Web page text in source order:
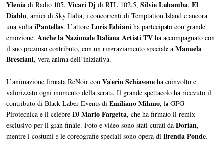
Ylenia di Radio 105,Vicari Dj di RTL 102.5,Silvie Lubamba,El
Diablo, amici di Sky Italia, i concorrenti di Temptation Island e ancora
una voltaiPantellas. L’attoreLoris Fabiani ha partecipato con grande
emozione.Anche la Nazionale Italiana Artisti TV ha accompagnato con
il suo prezioso contributo, con un ringraziamento speciale aManuela
Bresciani, vera anima dell’iniziativa.
L’animazione firmata ReNoir conValerio Schiavone ha coinvolto e
valorizzato ogni momento della serata. Il grande spettacolo ha ricevuto il
contributo di Black Laber Events diEmiliano Milano, la GFG
Pirotecnica e il celebre DJMario Fargetta, che ha firmato il remix
esclusivo per il gran finale. Foto e video sono stati curati daDorian,
mentre i costumi e le coreografie speciali sono opera diBrenda Ponde.